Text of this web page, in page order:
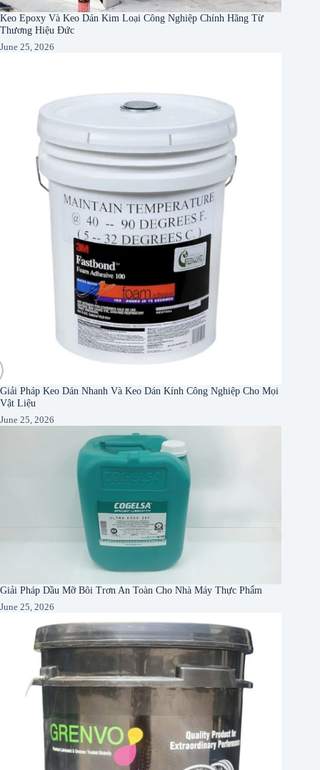
Keo Epoxy Và Keo Dán Kim Loại Công Nghiệp Chính Hãng Từ
Thương Hiệu Đức
June 25, 2026
Giải Pháp Keo Dán Nhanh Và Keo Dán Kính Công Nghiệp Cho Mọi
Vật Liệu
June 25, 2026
Giải Pháp Dầu Mỡ Bôi Trơn An Toàn Cho Nhà Máy Thực Phẩm
June 25, 2026